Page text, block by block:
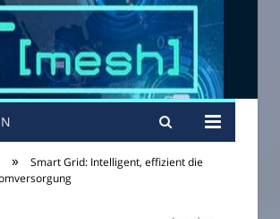
»
Smart Grid: Intelligent, effizient die